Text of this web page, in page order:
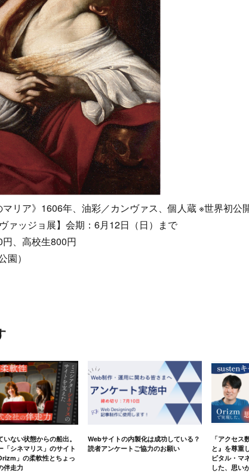
リア》1606年、油彩／カンヴァス、個人蔵 ※世界初公
ァッジョ展】会期：6月12日（日）まで
、高校生800円
園）
ない状態からの船出。
「シネマリス」のサイト
」の柔軟性とちょっ
伴走力
Webサイトの内製化は成功している？
読者アンケートご協力のお願い
「アクセス
と』を尊重
ピタル・マ
した、思い